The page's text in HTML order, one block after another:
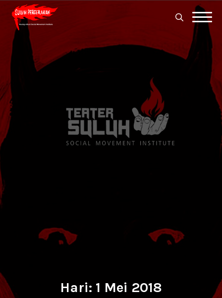
Search
for:
Hari: 1 Mei 2018